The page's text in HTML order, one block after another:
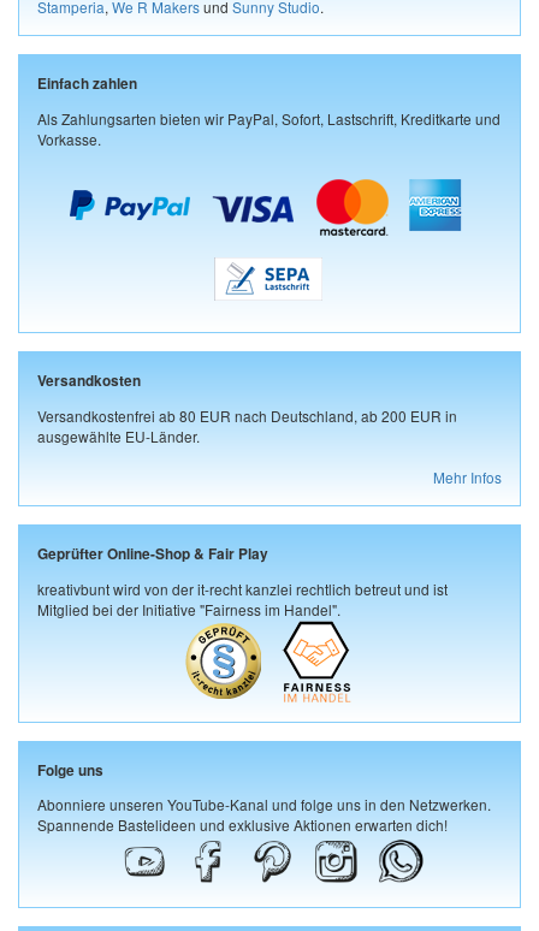
Stamperia, We R Makersund Sunny Studio.
Einfach zahlen
Als Zahlungsarten bieten wir PayPal, Sofort, Lastschrift, Kreditkarte und
Vorkasse.
Versandkosten
Versandkostenfrei ab 80 EUR nach Deutschland, ab 200 EUR in
ausgewählte EU-Länder.
Mehr Infos
Geprüfter Online-Shop & Fair Play
kreativbunt wird von der it-recht kanzlei rechtlich betreut und ist
Mitglied bei der Initiative "Fairness im Handel".
Folge uns
Abonniere unseren YouTube-Kanal und folge uns in den Netzwerken.
Spannende Bastelideen und exklusive Aktionen erwarten dich!